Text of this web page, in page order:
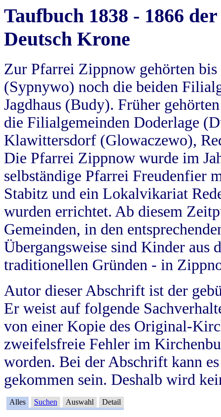
Taufbuch 1838 - 1866
Deutsch Krone
Zur Pfarrei Zippnow gehörten
(Sypnywo) noch die beiden
Jagdhaus (Budy). Früher
die Filialgemeinden Doderlage
Klawittersdorf (Glowaczewo),
Die Pfarrei Zippnow wurde im
selbständige Pfarrei Freudenfier
Stabitz und ein Lokalvikariat
wurden errichtet. Ab diesem
Gemeinden, in den
Übergangsweise sind Kinder aus
traditionellen Gründen - in
Autor dieser Abschrift ist der
Er weist auf folgende
von einer Kopie des Original-
zweifelsfreie Fehler im
worden. Bei der Abschrift kann
gekommen sein. Deshalb wird
Alles Suchen Auswahl Detail